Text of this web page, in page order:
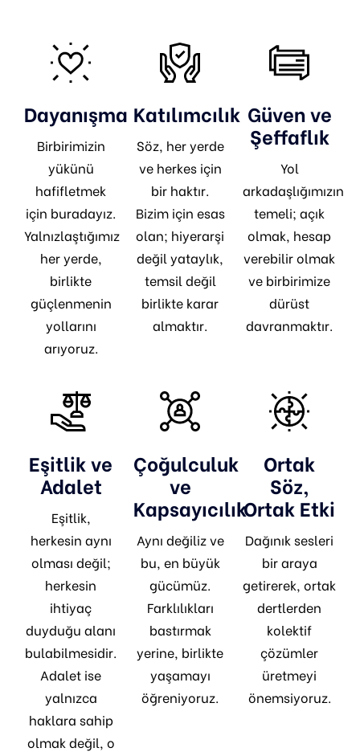
Dayanışma
Birbirimizin
yükünü
hafifletmek
için buradayız.
Yalnızlaştığımız
her yerde,
birlikte
güçlenmenin
yollarını
arıyoruz.
Katılımcılık
Söz, her yerde
ve herkes için
bir haktır.
Bizim için esas
olan; hiyerarşi
değil yataylık,
temsil değil
birlikte karar
almaktır.
Güven ve
Şeffaflık
Yol
arkadaşlığımızın
temeli; açık
olmak, hesap
verebilir olmak
ve birbirimize
dürüst
davranmaktır.
Eşitlik ve
Adalet
Eşitlik,
herkesin aynı
olması değil;
herkesin
ihtiyaç
duyduğu alanı
bulabilmesidir.
Adalet ise
yalnızca
haklara sahip
olmak değil, o
Çoğulculuk
ve
Kapsayıcılık
Aynı değiliz ve
bu, en büyük
gücümüz.
Farklılıkları
bastırmak
yerine, birlikte
yaşamayı
öğreniyoruz.
Ortak
Söz,
Ortak Etki
Dağınık sesleri
bir araya
getirerek, ortak
dertlerden
kolektif
çözümler
üretmeyi
önemsiyoruz.